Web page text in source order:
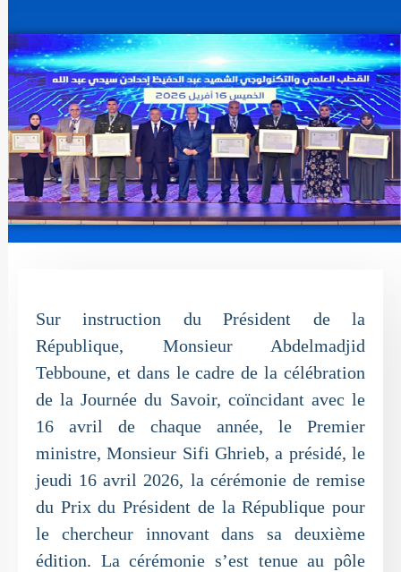
Sur instruction du Président de la
République, Monsieur Abdelmadjid
Tebboune, et dans le cadre de la célébration
de la Journée du Savoir, coïncidant avec le
16 avril de chaque année, le Premier
ministre, Monsieur Sifi Ghrieb, a présidé, le
jeudi 16 avril 2026, la cérémonie de remise
du Prix du Président de la République pour
le chercheur innovant dans sa deuxième
édition. La cérémonie s’est tenue au pôle